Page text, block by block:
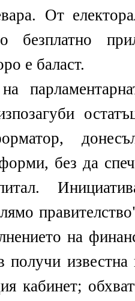
От
безплатно
е баласт.
без да
на
кабинет;